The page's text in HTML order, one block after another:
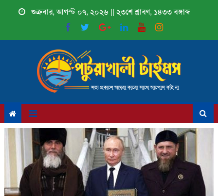
শুক্রবার, আগস্ট ০৭, ২০২৬ || ২৩শে শ্রাবণ, ১৪৩৩ বঙ্গাব্দ